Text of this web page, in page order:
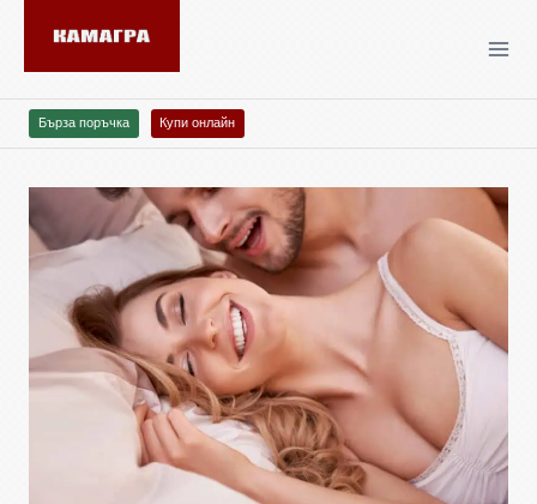
Бърза поръчка Купи онлайн